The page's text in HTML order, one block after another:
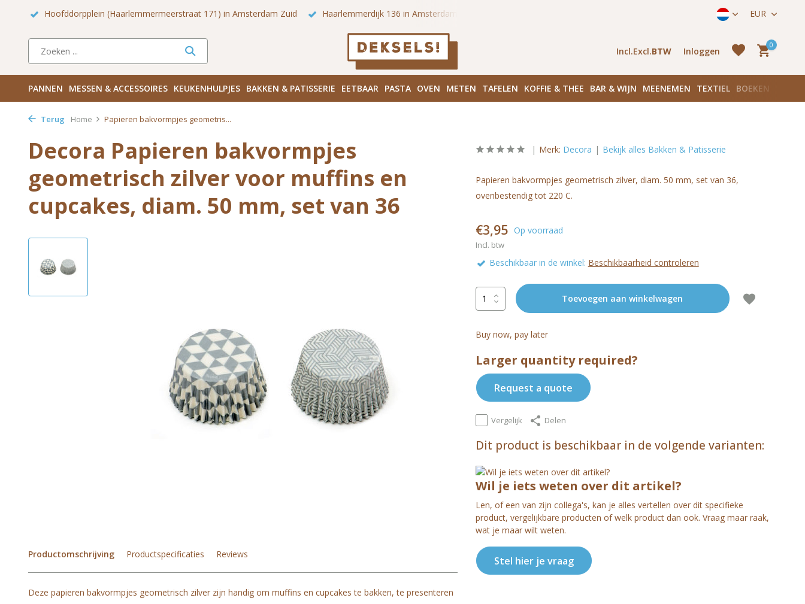
Haarlemmerdijk 136 in Amsterdam Centrum Bezoek onze winkels in Amsterdam! Hoofddorpplein (Haarlemmermeerstraat 171) in Amsterdam Zuid EUR
Incl.Excl.BTW Inloggen
Account
Account
0
PANNEN MESSEN & ACCESSOIRES KEUKENHULPJES BAKKEN & PATISSERIE EETBAAR PASTA OVEN METEN TAFELEN KOFFIE & THEE BAR & WIJN MEENEMEN TEXTIEL BOEKEN
Terug Home Papieren bakvormpjes geometris...
Decora Papieren bakvormpjes
geometrisch zilver voor muffins en
cupcakes, diam. 50 mm, set van 36
Productomschrijving Productspecificaties Reviews
Deze papieren bakvormpjes geometrisch zilver zijn handig om muffins en cupcakes te bakken, te presenteren
Merk: Decora Bekijk alles Bakken & Patisserie
Papieren bakvormpjes geometrisch zilver, diam. 50 mm, set van 36,
ovenbestendig tot 220 C.
€3,95 Op voorraad
Incl. btw
Beschikbaar in de winkel: Beschikbaarheid controleren
Toevoegen aan winkelwagen
Buy now, pay later
Larger quantity required?
Request a quote
Vergelijk Delen
Dit product is beschikbaar in de volgende varianten:
Wil je iets weten over dit artikel?
Len, of een van zijn collega's, kan je alles vertellen over dit specifieke
product, vergelijkbare producten of welk product dan ook. Vraag maar raak,
wat je maar wilt weten.
Stel hier je vraag